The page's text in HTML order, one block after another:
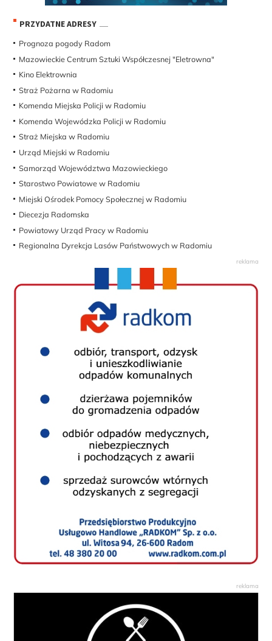
PRZYDATNE ADRESY
Prognoza pogody Radom
Mazowieckie Centrum Sztuki Współczesnej "Eletrowna"
Kino Elektrownia
Straż Pożarna w Radomiu
Komenda Miejska Policji w Radomiu
Komenda Wojewódzka Policji w Radomiu
Straż Miejska w Radomiu
Urząd Miejski w Radomiu
Samorząd Województwa Mazowieckiego
Starostwo Powiatowe w Radomiu
Miejski Ośrodek Pomocy Społecznej w Radomiu
Diecezja Radomska
Powiatowy Urząd Pracy w Radomiu
Regionalna Dyrekcja Lasów Państwowych w Radomiu